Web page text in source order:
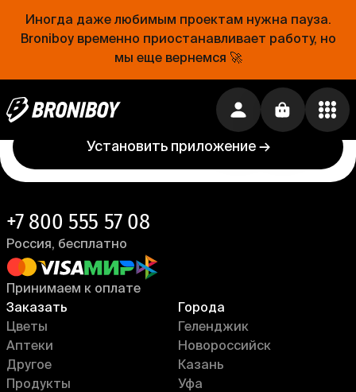
Иногда даже любимым проектам нужна пауза.
Broniboy временно приостанавливает работу, но
мы еще вернемся 🚀
Проще, чем открыть холодильник
Broniboy и закажи еду из любимого ресторана
прямо сейчас!
Установить приложение →
Заказать
Цветы
Аптеки
Другое
Продукты
Города
Геленджик
Новороссийск
Казань
Уфа
+7 800 555 57 08
Россия, бесплатно
Принимаем к оплате